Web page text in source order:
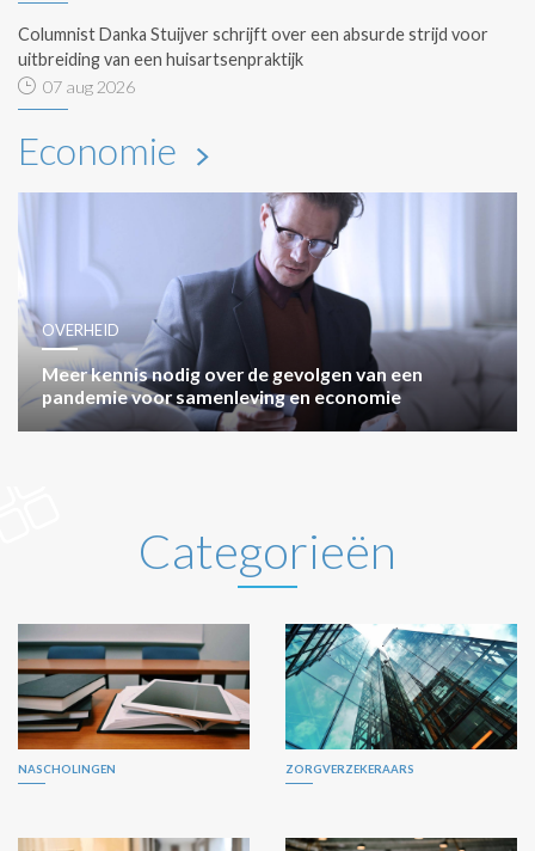
Columnist Danka Stuijver schrijft over een absurde strijd voor
uitbreiding van een huisartsenpraktijk
07 aug 2026
Economie
OVERHEID
Meer kennis nodig over de gevolgen van een
pandemie voor samenleving en economie
Categorieën
NASCHOLINGEN ZORGVERZEKERAARS